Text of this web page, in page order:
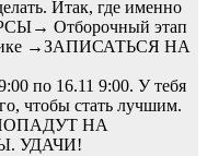
Итак, где именно
Отборочный этап
→ЗАПИСАТЬСЯ НА
по 16.11 9:00. У тебя
чтобы стать лучшим.
НА
УДАЧИ!